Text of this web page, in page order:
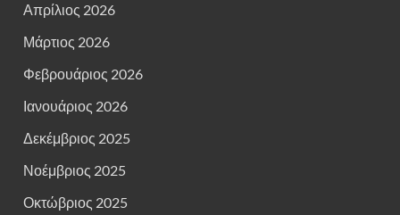
Απρίλιος 2026
Μάρτιος 2026
Φεβρουάριος 2026
Ιανουάριος 2026
Δεκέμβριος 2025
Νοέμβριος 2025
Οκτώβριος 2025